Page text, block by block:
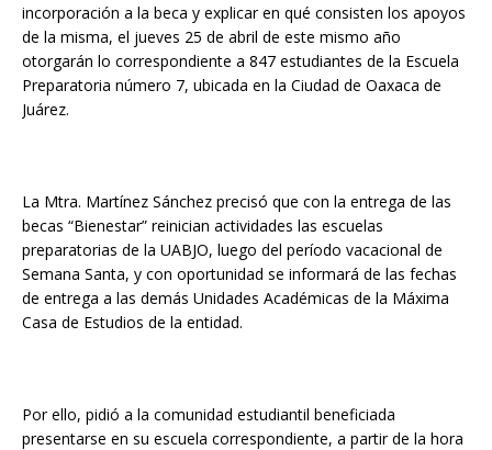
incorporación a la beca y explicar en qué consisten los apoyos
de la misma, el jueves 25 de abril de este mismo año
otorgarán lo correspondiente a 847 estudiantes de la Escuela
Preparatoria número 7, ubicada en la Ciudad de Oaxaca de
Juárez.
La Mtra. Martínez Sánchez precisó que con la entrega de las
becas “Bienestar” reinician actividades las escuelas
preparatorias de la UABJO, luego del período vacacional de
Semana Santa, y con oportunidad se informará de las fechas
de entrega a las demás Unidades Académicas de la Máxima
Casa de Estudios de la entidad.
Por ello, pidió a la comunidad estudiantil beneficiada
presentarse en su escuela correspondiente, a partir de la hora